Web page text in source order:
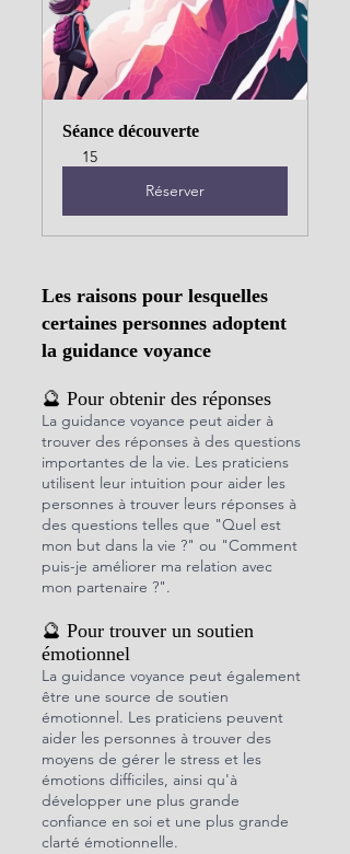
Séance découverte
15
Réserver
Les raisons pour lesquelles
certaines personnes adoptent
la guidance voyance
🔮 Pour obtenir des réponses
La guidance voyance peut aider à
trouver des réponses à des questions
importantes de la vie. Les praticiens
utilisent leur intuition pour aider les
personnes à trouver leurs réponses à
des questions telles que "Quel est
mon but dans la vie ?" ou "Comment
puis-je améliorer ma relation avec
mon partenaire ?".
🔮 Pour trouver un soutien
émotionnel
La guidance voyance peut également
être une source de soutien
émotionnel. Les praticiens peuvent
aider les personnes à trouver des
moyens de gérer le stress et les
émotions difficiles, ainsi qu'à
développer une plus grande
confiance en soi et une plus grande
clarté émotionnelle.